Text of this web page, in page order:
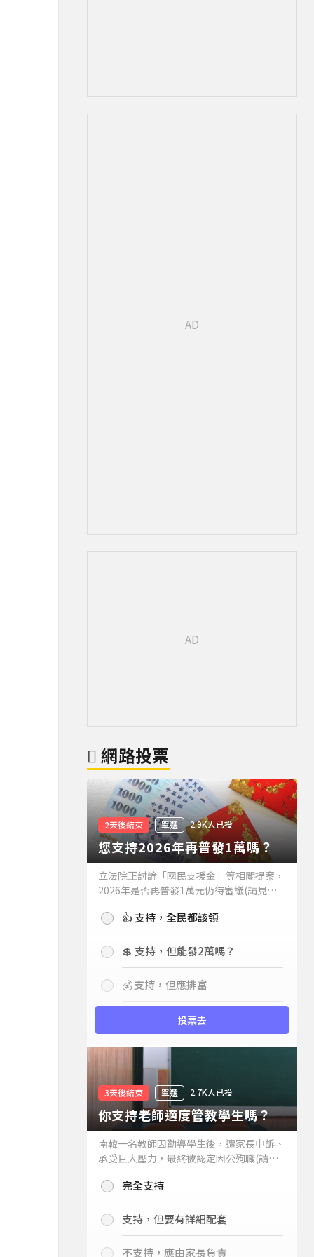
網路投票
2天後結束 單選 2.9K人已投
您支持2026年再普發1萬嗎？
立法院正討論「國民支援金」等相關提案，
2026年是否再普發1萬元仍待審議(請見下
持嗎？👍 支持，全民都該領
💲 支持，但能發2萬嗎？
💰 支持，但應排富
投票去
3天後結束 單選 2.7K人已投
你支持老師適度管教學生嗎？
南韓一名教師因勸導學生後，遭家長申訴、
承受巨大壓力，最終被認定因公殉職(請見
你支持老師適度管教學生嗎？
完全支持
支持，但要有詳細配套
不支持，應由家長負責